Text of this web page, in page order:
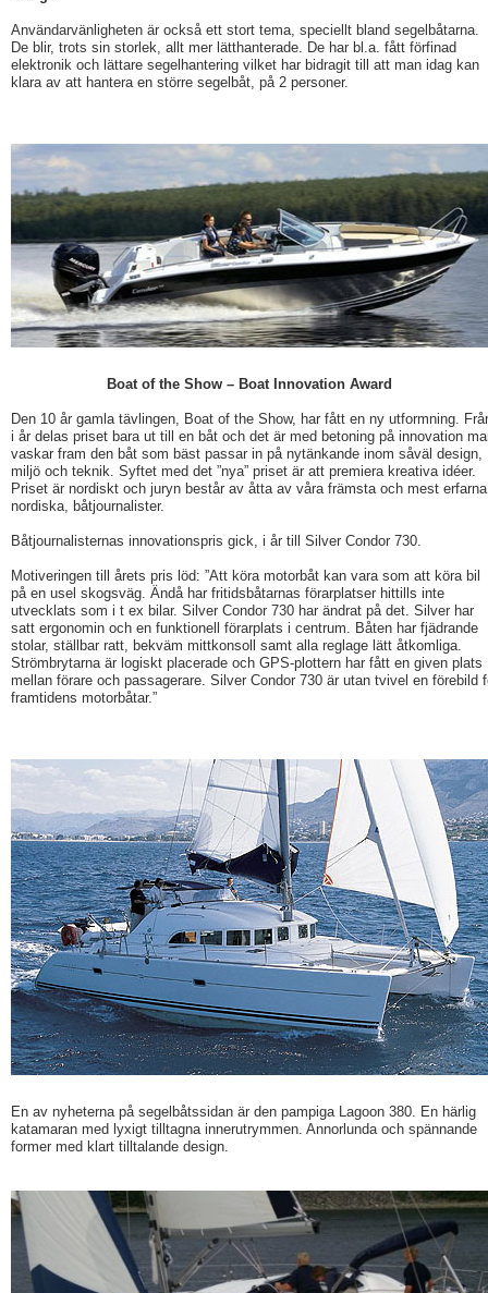
Användarvänligheten är också ett stort tema, speciellt bland segelbåtarna.
De blir, trots sin storlek, allt mer lätthanterade. De har bl.a. fått förfinad
elektronik och lättare segelhantering vilket har bidragit till att man idag kan
klara av att hantera en större segelbåt, på 2 personer.
Boat of the Show – Boat Innovation Award
Den 10 år gamla tävlingen, Boat of the Show, har fått en ny utformning.
i år delas priset bara ut till en båt och det är med betoning på innovation
vaskar fram den båt som bäst passar in på nytänkande inom såväl design,
miljö och teknik. Syftet med det ”nya” priset är att premiera kreativa idéer.
Priset är nordiskt och juryn består av åtta av våra främsta och mest
nordiska, båtjournalister.
Båtjournalisternas innovationspris gick, i år till Silver Condor 730.
Motiveringen till årets pris löd: ”Att köra motorbåt kan vara som att köra bil
på en usel skogsväg. Ändå har fritidsbåtarnas förarplatser hittills inte
utvecklats som i t ex bilar. Silver Condor 730 har ändrat på det. Silver har
satt ergonomin och en funktionell förarplats i centrum. Båten har fjädrande
stolar, ställbar ratt, bekväm mittkonsoll samt alla reglage lätt åtkomliga.
Strömbrytarna är logiskt placerade och GPS-plottern har fått en given plats
mellan förare och passagerare. Silver Condor 730 är utan tvivel en förebild
framtidens motorbåtar.”
En av nyheterna på segelbåtssidan är den pampiga Lagoon 380. En härlig
katamaran med lyxigt tilltagna innerutrymmen. Annorlunda och spännande
former med klart tilltalande design.